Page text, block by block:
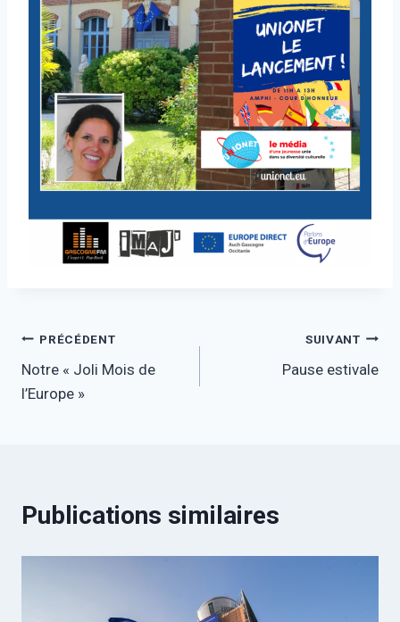
PRÉCÉDENT
Notre « Joli Mois de
l’Europe »
SUIVANT
Pause estivale
Publications similaires